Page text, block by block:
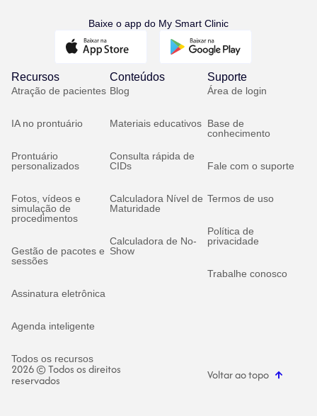
Baixe o app do My Smart Clinic
Recursos
Atração de pacientes
IA no prontuário
Prontuário
personalizados
Fotos, vídeos e
simulação de
procedimentos
Gestão de pacotes e
sessões
Assinatura eletrônica
Agenda inteligente
Todos os recursos
Conteúdos
Blog
Materiais educativos
Consulta rápida de
CIDs
Calculadora Nível de
Maturidade
Calculadora de No-
Show
Suporte
Área de login
Base de
conhecimento
Fale com o suporte
Termos de uso
Política de
privacidade
Trabalhe conosco
2026 © Todos os direitos
reservados Voltar ao topo